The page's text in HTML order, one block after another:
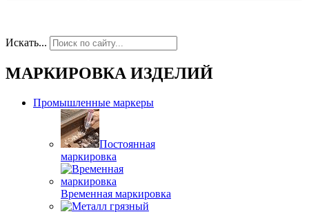
Искать...
МАРКИРОВКА ИЗДЕЛИЙ
Промышленные маркеры
Постоянная
маркировка
Временная маркировка